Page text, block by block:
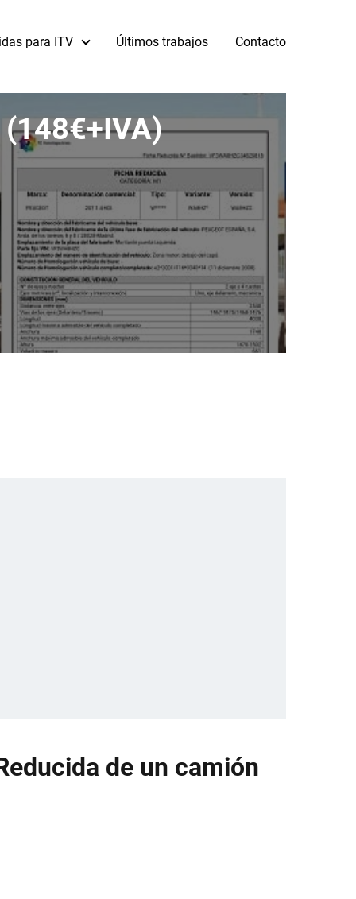
para ITV Últimos trabajos Contacto
de un camión